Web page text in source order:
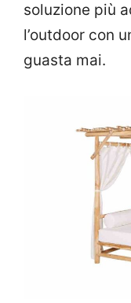
soluzione più
l’outdoor con
guasta mai.